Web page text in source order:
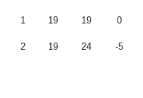
1 19 19 0
2 19 24 -5